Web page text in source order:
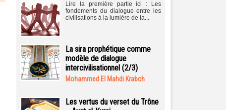
Lire la première partie ici : Les
fondements du dialogue entre les
civilisations à la lumière de la...
La sira prophétique comme
modèle de dialogue
intercivilisationnel (2/3)
Mohammed El Mahdi Krabch
Les vertus du verset du Trône